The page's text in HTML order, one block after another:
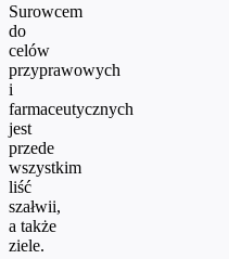
Surowcem
do
celów
przyprawowych
i
farmaceutycznych
jest
przede
wszystkim
liść
szałwii,
a także
ziele.